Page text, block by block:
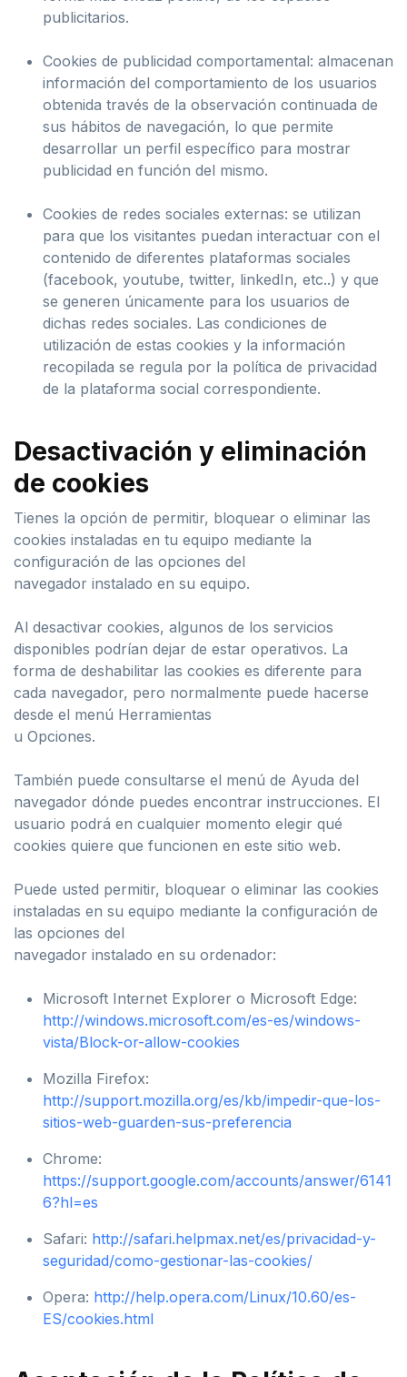
publicitarios.
Cookies de publicidad comportamental: almacenan
información del comportamiento de los usuarios
obtenida través de la observación continuada de
sus hábitos de navegación, lo que permite
desarrollar un perfil específico para mostrar
publicidad en función del mismo.
Cookies de redes sociales externas: se utilizan
para que los visitantes puedan interactuar con el
contenido de diferentes plataformas sociales
(facebook, youtube, twitter, linkedIn, etc..) y que
se generen únicamente para los usuarios de
dichas redes sociales. Las condiciones de
utilización de estas cookies y la información
recopilada se regula por la política de privacidad
de la plataforma social correspondiente.
Desactivación y eliminación
de cookies
Tienes la opción de permitir, bloquear o eliminar las
cookies instaladas en tu equipo mediante la
configuración de las opciones del
navegador instalado en su equipo.
Al desactivar cookies, algunos de los servicios
disponibles podrían dejar de estar operativos. La
forma de deshabilitar las cookies es diferente para
cada navegador, pero normalmente puede hacerse
desde el menú Herramientas
u Opciones.
También puede consultarse el menú de Ayuda del
navegador dónde puedes encontrar instrucciones. El
usuario podrá en cualquier momento elegir qué
cookies quiere que funcionen en este sitio web.
Puede usted permitir, bloquear o eliminar las cookies
instaladas en su equipo mediante la configuración de
las opciones del
navegador instalado en su ordenador:
Microsoft Internet Explorer o Microsoft Edge:
http://windows.microsoft.com/es-es/windows-
vista/Block-or-allow-cookies
Mozilla Firefox:
http://support.mozilla.org/es/kb/impedir-que-los-
sitios-web-guarden-sus-preferencia
Chrome:
https://support.google.com/accounts/answer/6141
6?hl=es
Safari: http://safari.helpmax.net/es/privacidad-y-
seguridad/como-gestionar-las-cookies/
Opera: http://help.opera.com/Linux/10.60/es-
ES/cookies.html